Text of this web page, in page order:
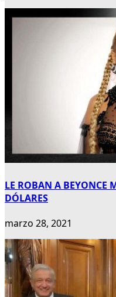
LE ROBAN A BEYONCE
DÓLARES
marzo 28, 2021